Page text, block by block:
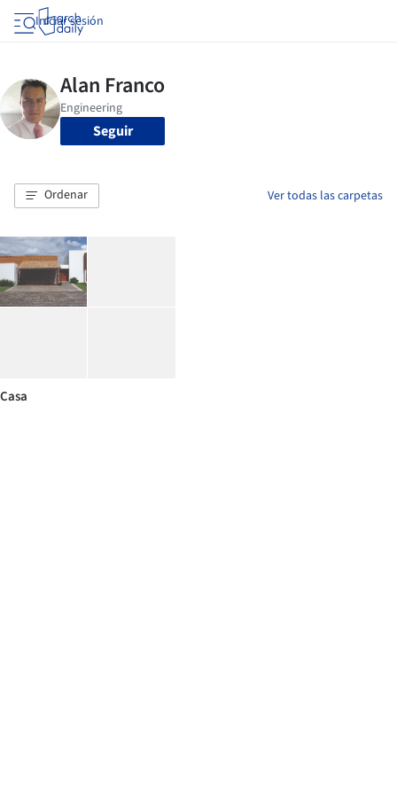
Iniciar sesión
Seguir
Ordenar Ver todas las carpetas
Casa